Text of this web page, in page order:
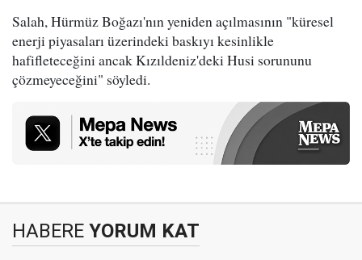
Salah, Hürmüz Boğazı'nın yeniden açılmasının "küresel
enerji piyasaları üzerindeki baskıyı kesinlikle
hafifleteceğini ancak Kızıldeniz'deki Husi sorununu
çözmeyeceğini" söyledi.
HABERE YORUM KAT